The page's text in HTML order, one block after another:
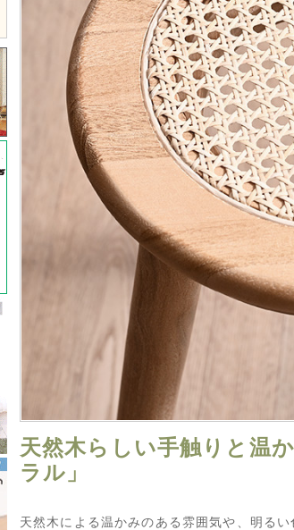
天然木らしい手触りと温
ラル」
天然木による温かみのある雰囲気や、明る